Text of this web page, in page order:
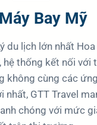
Bay Mỹ
du lịch lớn nhất
hệ thống kết nối với
không cùng các
nhất, GTT Travel
chóng với mức